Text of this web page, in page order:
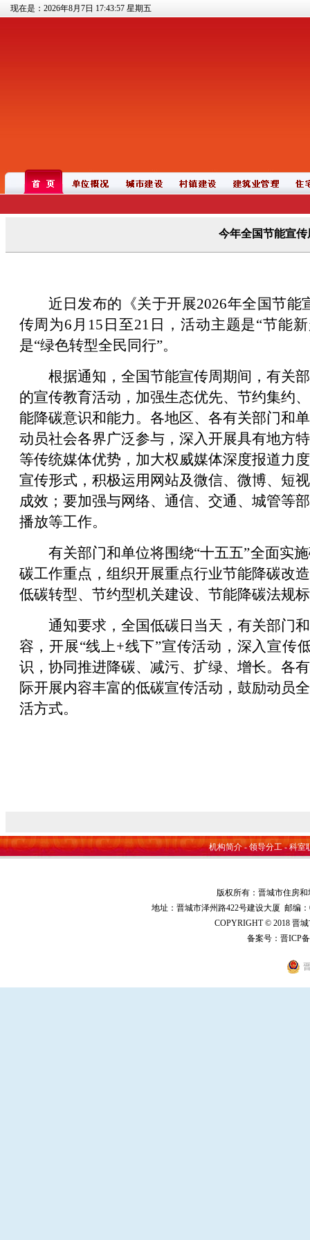
现在是：2026年8月7日 17:43:57 星期五
今年全国节能宣
近日发布的《关于开展2026年全国节
传周为6月15日至21日，活动主题是“节能
是“绿色转型全民同行”。
根据通知，全国节能宣传周期间，有关
的宣传教育活动，加强生态优先、节约集约
能降碳意识和能力。各地区、各有关部门和
动员社会各界广泛参与，深入开展具有地方
等传统媒体优势，加大权威媒体深度报道力
宣传形式，积极运用网站及微信、微博、短
成效；要加强与网络、通信、交通、城管等
播放等工作。
有关部门和单位将围绕“十五五”全面实
碳工作重点，组织开展重点行业节能降碳改
低碳转型、节约型机关建设、节能降碳法规
通知要求，全国低碳日当天，有关部门
容，开展“线上+线下”宣传活动，深入宣传
识，协同推进降碳、减污、扩绿、增长。各
际开展内容丰富的低碳宣传活动，鼓励动员
活方式。
机构简介-领导分工-科室
版权所有：晋城市住房
地址：晋城市泽州路422号建设大厦 邮编：
COPYRIGHT © 2018 晋
备案号： 晋ICP